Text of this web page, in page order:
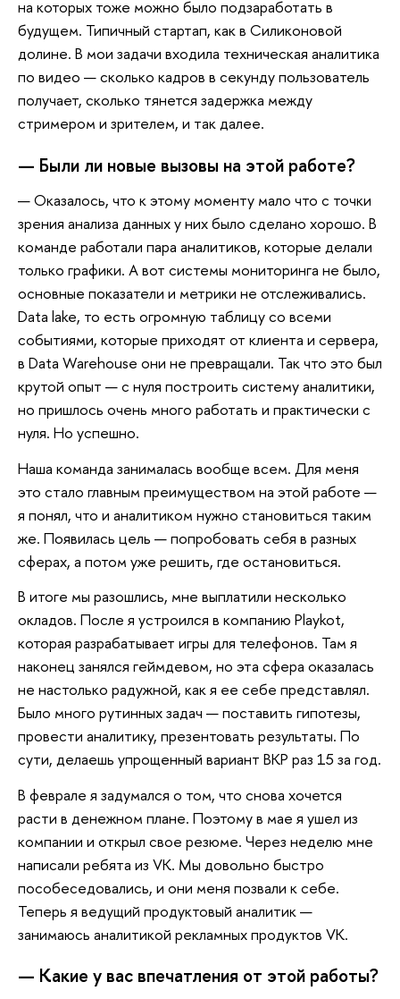
на которых тоже можно было подзаработать в
будущем. Типичный стартап, как в Силиконовой
долине. В мои задачи входила техническая аналитика
по видео — сколько кадров в секунду пользователь
получает, сколько тянется задержка между
стримером и зрителем, и так далее.
— Были ли новые вызовы на этой работе?
— Оказалось, что к этому моменту мало что с точки
зрения анализа данных у них было сделано хорошо. В
команде работали пара аналитиков, которые делали
только графики. А вот системы мониторинга не было,
основные показатели и метрики не отслеживались.
Data lake, то есть огромную таблицу со всеми
событиями, которые приходят от клиента и сервера,
в Data Warehouse они не превращали. Так что это был
крутой опыт — с нуля построить систему аналитики,
но пришлось очень много работать и практически с
нуля. Но успешно.
Наша команда занималась вообще всем. Для меня
это стало главным преимуществом на этой работе —
я понял, что и аналитиком нужно становиться таким
же. Появилась цель — попробовать себя в разных
сферах, а потом уже решить, где остановиться.
В итоге мы разошлись, мне выплатили несколько
окладов. После я устроился в компанию Playkot,
которая разрабатывает игры для телефонов. Там я
наконец занялся геймдевом, но эта сфера оказалась
не настолько радужной, как я ее себе представлял.
Было много рутинных задач — поставить гипотезы,
провести аналитику, презентовать результаты. По
сути, делаешь упрощенный вариант ВКР раз 15 за год.
В феврале я задумался о том, что снова хочется
расти в денежном плане. Поэтому в мае я ушел из
компании и открыл свое резюме. Через неделю мне
написали ребята из VK. Мы довольно быстро
пособеседовались, и они меня позвали к себе.
Теперь я ведущий продуктовый аналитик —
занимаюсь аналитикой рекламных продуктов VK.
— Какие у вас впечатления от этой работы?